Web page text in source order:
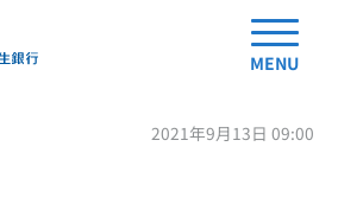
MENU
2021年9月13日 09:00